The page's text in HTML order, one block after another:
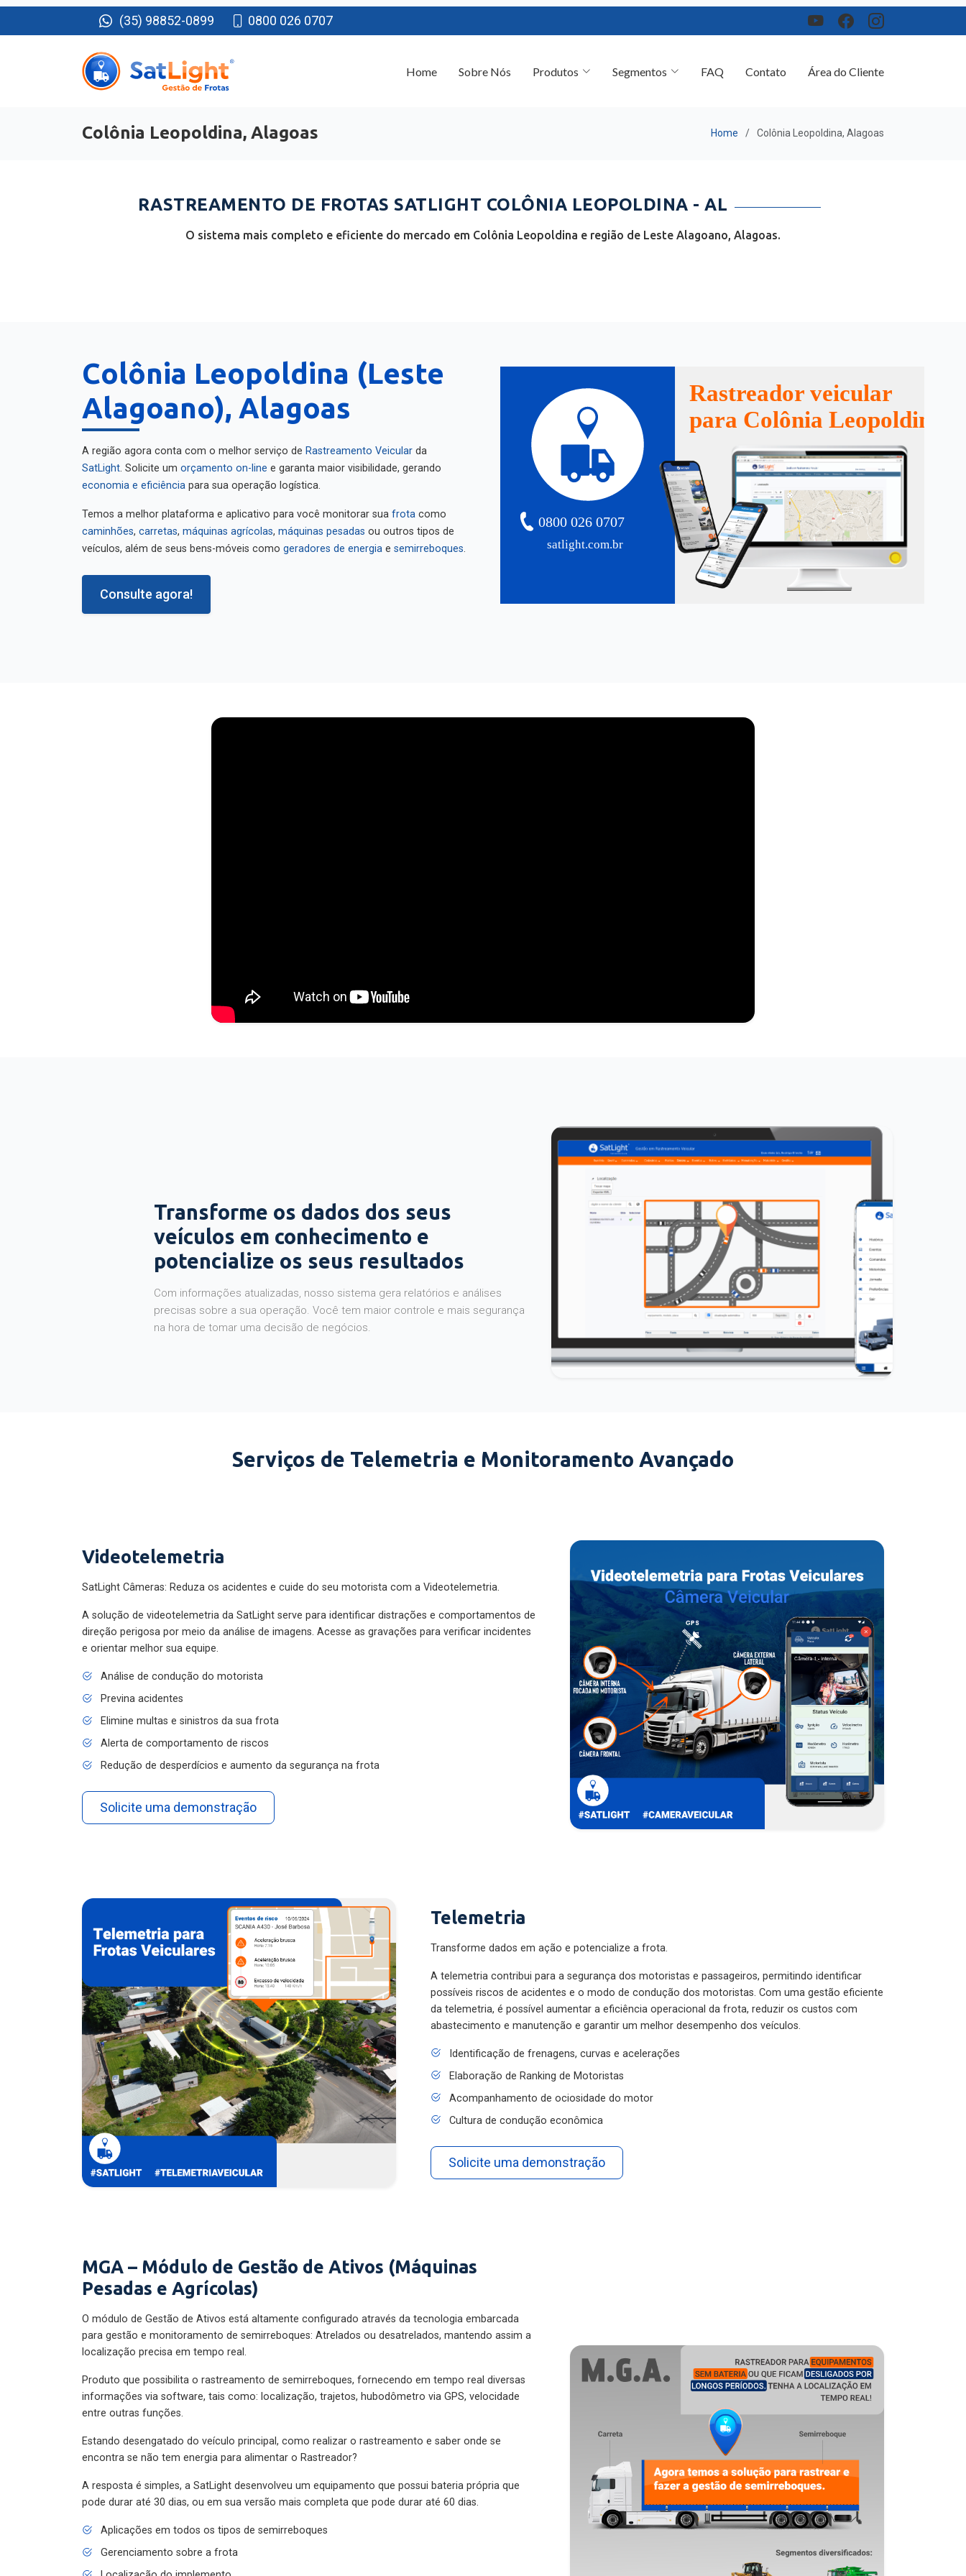
(35) 98852-0899 0800 026 0707
Área do Cliente
Colônia Leopoldina, Alagoas Home Colônia Leopoldina, Alagoas
RASTREAMENTO DE FROTAS SATLIGHT COLÔNIA LEOPOLDINA - AL
O sistema mais completo e eficiente do mercado em Colônia Leopoldina e região de Leste Alagoano, Alagoas.
Colônia Leopoldina (Leste
Alagoano), Alagoas
A região agora conta com o melhor serviço de Rastreamento Veicular da
SatLight . Solicite um orçamento on-line e garanta maior visibilidade, gerando
economia e eficiência para sua operação logística.
Temos a melhor plataforma e aplicativo para você monitorar sua frota como
caminhões carretas máquinas agrícolas máquinas pesadas ou outros tipos de
veículos, além de seus bens-móveis como geradores de energia e semirreboques
Consulte agora!
satlight.com.br
0800 026 0707
Rastreador veicular
para Colônia Leopoldina
Transforme os dados dos seus
veículos em conhecimento e
potencialize os seus resultados
Com informações atualizadas, nosso sistema gera relatórios e análises
precisas sobre a sua operação. Você tem maior controle e mais segurança
na hora de tomar uma decisão de negócios.
Serviços de Telemetria e Monitoramento Avançado
Videotelemetria
SatLight Câmeras: Reduza os acidentes e cuide do seu motorista com a Videotelemetria.
A solução de videotelemetria da SatLight serve para identificar distrações e comportamentos de
direção perigosa por meio da análise de imagens. Acesse as gravações para verificar incidentes
e orientar melhor sua equipe.
Análise de condução do motorista
Previna acidentes
Elimine multas e sinistros da sua frota
Alerta de comportamento de riscos
Redução de desperdícios e aumento da segurança na frota
Solicite uma demonstração
Telemetria
Transforme dados em ação e potencialize a frota.
A telemetria contribui para a segurança dos motoristas e passageiros, permitindo identificar
possíveis riscos de acidentes e o modo de condução dos motoristas. Com uma gestão eficiente
da telemetria, é possível aumentar a eficiência operacional da frota, reduzir os custos com
abastecimento e manutenção e garantir um melhor desempenho dos veículos.
Identificação de frenagens, curvas e acelerações
Elaboração de Ranking de Motoristas
Acompanhamento de ociosidade do motor
Cultura de condução econômica
Solicite uma demonstração
MGA – Módulo de Gestão de Ativos (Máquinas
Pesadas e Agrícolas)
O módulo de Gestão de Ativos está altamente configurado através da tecnologia embarcada
para gestão e monitoramento de semirreboques: Atrelados ou desatrelados, mantendo assim a
localização precisa em tempo real.
Produto que possibilita o rastreamento de semirreboques, fornecendo em tempo real diversas
informações via software, tais como: localização, trajetos, hubodômetro via GPS, velocidade
entre outras funções.
Estando desengatado do veículo principal, como realizar o rastreamento e saber onde se
encontra se não tem energia para alimentar o Rastreador?
A resposta é simples, a SatLight desenvolveu um equipamento que possui bateria própria que
pode durar até 30 dias, ou em sua versão mais completa que pode durar até 60 dias.
Aplicações em todos os tipos de semirreboques
Gerenciamento sobre a frota
Localização do implemento